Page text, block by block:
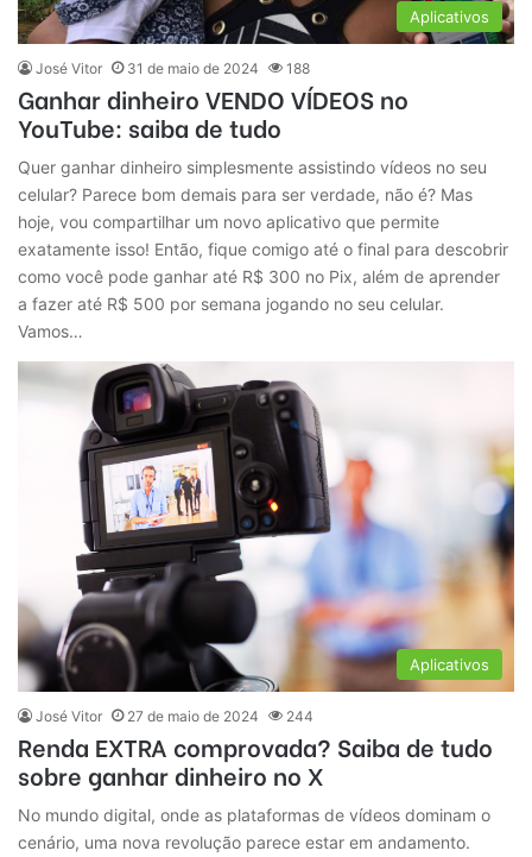
Aplicativos
José Vitor 31 de maio de 2024 188
Ganhar dinheiro VENDO VÍDEOS no
YouTube: saiba de tudo
Quer ganhar dinheiro simplesmente assistindo vídeos no seu
celular? Parece bom demais para ser verdade, não é? Mas
hoje, vou compartilhar um novo aplicativo que permite
exatamente isso! Então, fique comigo até o final para descobrir
como você pode ganhar até R$ 300 no Pix, além de aprender
a fazer até R$ 500 por semana jogando no seu celular.
Vamos…
Aplicativos
José Vitor 27 de maio de 2024 244
Renda EXTRA comprovada? Saiba de tudo
sobre ganhar dinheiro no X
No mundo digital, onde as plataformas de vídeos dominam o
cenário, uma nova revolução parece estar em andamento.